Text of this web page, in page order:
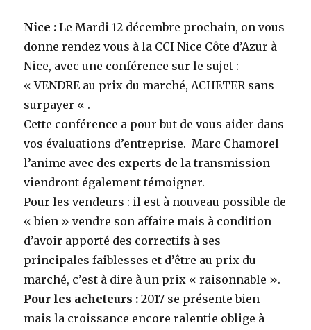
Nice : Le Mardi 12 décembre prochain, on vous
donne rendez vous à la CCI Nice Côte d’Azur à
Nice, avec une conférence sur le sujet :
« VENDRE au prix du marché, ACHETER sans
surpayer « .
Cette conférence a pour but de vous aider dans
vos évaluations d’entreprise. Marc Chamorel
l’anime avec des experts de la transmission
viendront également témoigner.
Pour les vendeurs : il est à nouveau possible de
« bien » vendre son affaire mais à condition
d’avoir apporté des correctifs à ses
principales faiblesses et d’être au prix du
marché, c’est à dire à un prix « raisonnable ».
Pour les acheteurs : 2017 se présente bien
mais la croissance encore ralentie oblige à